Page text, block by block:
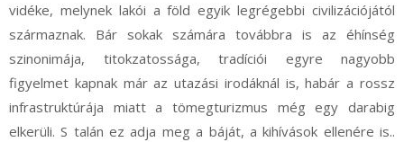
vidéke, melynek lakói a föld egyik legrégebbi civilizációjától
származnak. Bár sokak számára továbbra is az éhínség
szinonimája, titokzatossága, tradíciói egyre nagyobb
figyelmet kapnak már az utazási irodáknál is, habár a rossz
infrastruktúrája miatt a tömegturizmus még egy darabig
elkerüli. S talán ez adja meg a báját, a kihívások ellenére is..